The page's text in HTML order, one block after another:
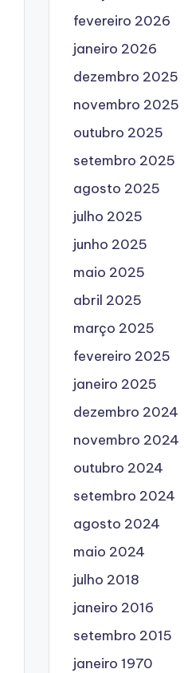
fevereiro 2026
janeiro 2026
dezembro 2025
novembro 2025
outubro 2025
setembro 2025
agosto 2025
julho 2025
junho 2025
maio 2025
abril 2025
março 2025
fevereiro 2025
janeiro 2025
dezembro 2024
novembro 2024
outubro 2024
setembro 2024
agosto 2024
maio 2024
julho 2018
janeiro 2016
setembro 2015
janeiro 1970